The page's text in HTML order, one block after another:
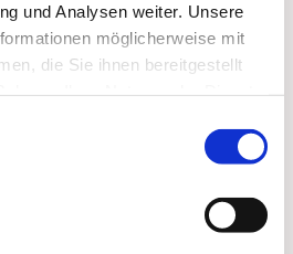
und Analysen weiter. Unsere
möglicherweise mit
die Sie ihnen bereitgestellt
Sie auch